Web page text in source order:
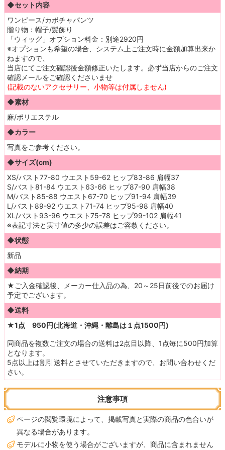
◆セット内容
ワンピース/カボチャパンツ
贈り物：帽子/髪飾り
「ウィッグ」オプション料金：別途2920円
※オプションも希望の場合、システム上ご注文時に金額加算出来か
ねますので、
当店にてご注文確認後金額修正いたします。必ず当店からのご注文
確認メールをご確認くださいませ
(記載のないアクセサリー、小物等は付属しません)
◆素材
麻/ポリエステル
◆カラー
写真をご参考ください。
◆サイズ(cm)
XS/バスト77-80 ウエスト59-62 ヒップ83-86 肩幅37
S/バスト81-84 ウエスト63-66 ヒップ87-90 肩幅38
M/バスト85-88 ウエスト67-70 ヒップ91-94 肩幅39
L/バスト89-92 ウエスト71-74 ヒップ95-98 肩幅40
XL/バスト93-96 ウエスト75-78 ヒップ99-102 肩幅41
※表記寸法と実寸値の多少の誤差はご容赦ください。
◆状態
新品
◆納期
★ご入金確認後、メーカー仕入品の為、20 ～25日前後でのお届け
予定でございます。
◆送料
★1点 950円(北海道・沖縄・離島は１点1500円)
同商品を複数ご注文の場合の送料は2点目以降、1点毎に500円加算
となります。
5点以上は割引送料とさせていただきますので、お問い合わせくだ
さい。
注意事項
ページの閲覧環境によって、掲載写真と実際の商品の色合いが
異なる場合があります。
モデルに小物を使う場合がございますが、商品に含まれません